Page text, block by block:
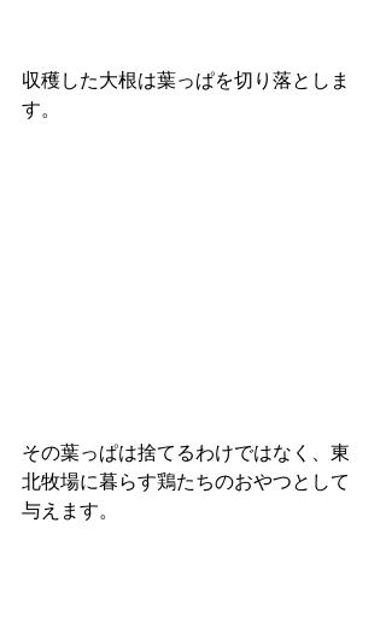
収穫した大根は葉っぱを切り落としま
す。
その葉っぱは捨てるわけではなく、東
北牧場に暮らす鶏たちのおやつとして
与えます。